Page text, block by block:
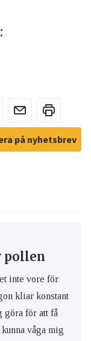
på nyhetsbrev
pollen
inte vore för
kliar konstant
göra för att få
våga mig